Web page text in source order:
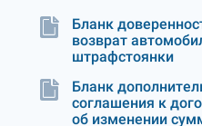
Бланк
возврат
штрафстоянки
Бланк
соглашения к
об изменении